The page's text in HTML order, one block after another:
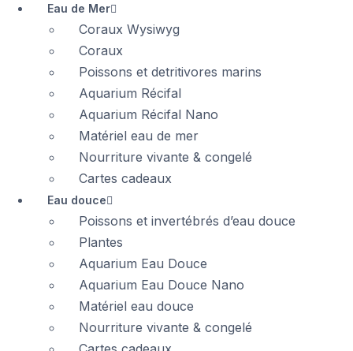
Eau de Mer
Coraux Wysiwyg
Coraux
Poissons et detritivores marins
Aquarium Récifal
Aquarium Récifal Nano
Matériel eau de mer
Nourriture vivante & congelé
Cartes cadeaux
Eau douce
Poissons et invertébrés d’eau douce
Plantes
Aquarium Eau Douce
Aquarium Eau Douce Nano
Matériel eau douce
Nourriture vivante & congelé